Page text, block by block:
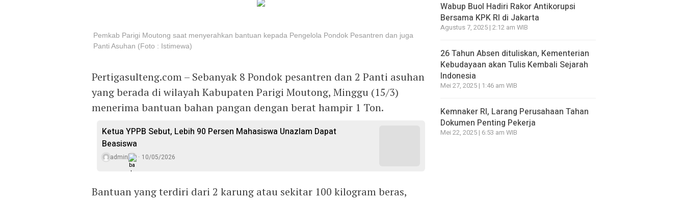
Pemkab Parigi Moutong saat menyerahkan bantuan kepada Pengelola Pondok Pesantren dan juga
Panti Asuhan (Foto : Istimewa)
Pertigasulteng.com – Sebanyak 8 Pondok pesantren dan 2 Panti asuhan
yang berada di wilayah Kabupaten Parigi Moutong, Minggu (15/3)
menerima bantuan bahan pangan dengan berat hampir 1 Ton.
Ketua YPPB Sebut, Lebih 90 Persen Mahasiswa Unazlam Dapat
Beasiswa
admin 10/05/2026
Bantuan yang terdiri dari 2 karung atau sekitar 100 kilogram beras,
Wabup Buol Hadiri Rakor Antikorupsi
Bersama KPK RI di Jakarta
Agustus 7, 2025 | 2:12 am WIB
26 Tahun Absen dituliskan, Kementerian
Kebudayaan akan Tulis Kembali Sejarah
Indonesia
Mei 27, 2025 | 1:46 am WIB
Kemnaker RI, Larang Perusahaan Tahan
Dokumen Penting Pekerja
Mei 22, 2025 | 6:53 am WIB